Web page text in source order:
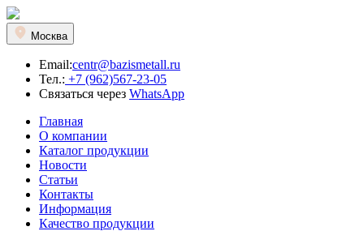
Москва
Email:centr@bazismetall.ru
Тел.: +7 (962)567-23-05
Связаться через WhatsApp
Главная
О компании
Каталог продукции
Новости
Статьи
Контакты
Информация
Качество продукции